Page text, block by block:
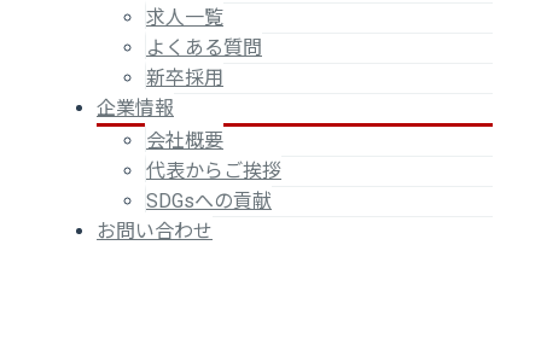
求人一覧
よくある質問
新卒採用
企業情報
会社概要
代表からご挨拶
SDGsへの貢献
お問い合わせ